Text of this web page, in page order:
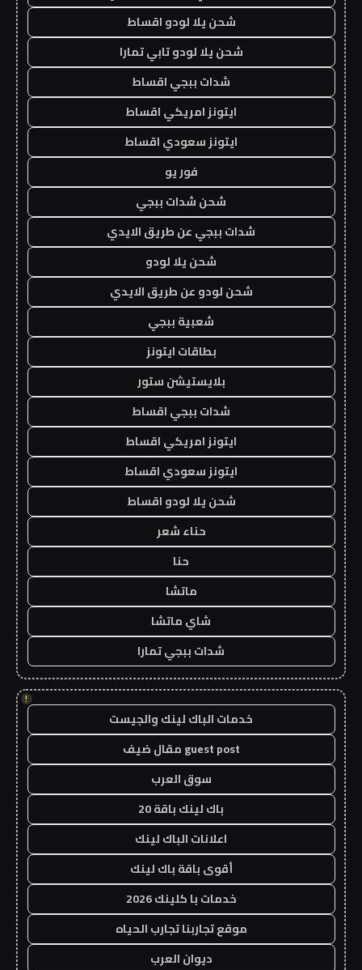
شحن يلا لودو اقساط
شحن يلا لودو تابي تمارا
شدات ببجي اقساط
ايتونز امريكي اقساط
ايتونز سعودي اقساط
فور يو
شحن شدات ببجي
شدات ببجي عن طريق الايدي
شحن يلا لودو
شحن لودو عن طريق الايدي
شعبية ببجي
بطاقات ايتونز
بلايستيشن ستور
شدات ببجي اقساط
ايتونز امريكي اقساط
ايتونز سعودي اقساط
شحن يلا لودو اقساط
حناء شعر
حنا
ماتشا
شاي ماتشا
شدات ببجي تمارا
!
خدمات الباك لينك والجيست
guest post مقال ضيف
سوق العرب
باك لينك باقة 20
اعلانات الباك لينك
أقوى باقة باك لينك
خدمات با كلينك 2026
موقع تجاربنا تجارب الحياه
ديوان العرب